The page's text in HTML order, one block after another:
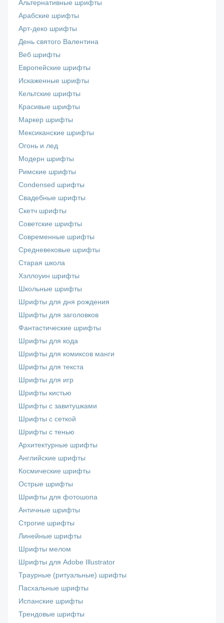
Альтернативные шрифты
Арабские шрифты
Арт-деко шрифты
День святого Валентина
Веб шрифты
Европейские шрифты
Искаженные шрифты
Кельтские шрифты
Красивые шрифты
Маркер шрифты
Мексиканские шрифты
Огонь и лед
Модерн шрифты
Римские шрифты
Сondensed шрифты
Свадебные шрифты
Скетч шрифты
Советские шрифты
Современные шрифты
Средневековые шрифты
Старая школа
Хэллоуин шрифты
Школьные шрифты
Шрифты для дня рождения
Шрифты для заголовков
Фантастические шрифты
Шрифты для кода
Шрифты для комиксов манги
Шрифты для текста
Шрифты для игр
Шрифты кистью
Шрифты с завитушками
Шрифты с сеткой
Шрифты с тенью
Архитектурные шрифты
Английские шрифты
Космические шрифты
Острые шрифты
Шрифты для фотошопа
Античные шрифты
Строгие шрифты
Линейные шрифты
Шрифты мелом
Шрифты для Adobe Illustrator
Траурные (ритуальные) шрифты
Пасхальные шрифты
Испанские шрифты
Трендовые шрифты